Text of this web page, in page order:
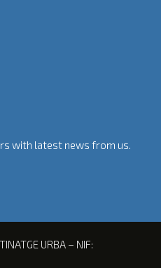
with latest news from us.
URBA – NIF: